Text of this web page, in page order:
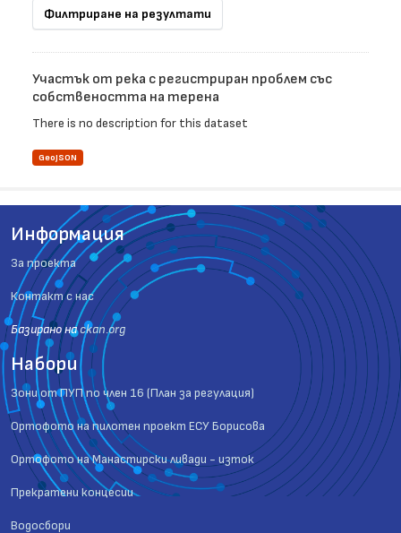
Филтриране на резултати
Участък от река с регистриран проблем със
собствеността на терена
There is no description for this dataset
GeoJSON
Информация
За проекта
Контакт с нас
Базиранo наckan.org
Набори
Зони от ПУП по член 16 (План за регулация)
Ортофото на пилотен проект ЕСУ Борисова
Ортофото на Манастирски ливади - изток
Прекратени концесии
Водосбори